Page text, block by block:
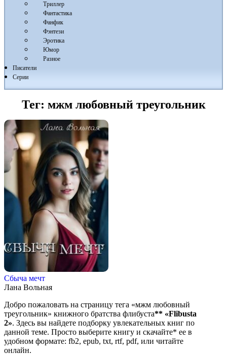
Триллер
Фантастика
Фанфик
Фэнтези
Эротика
Юмор
Разное
Писатели
Серии
Тег: мжм любовный треугольник
Сбыча мечт
Лана Вольная
Добро пожаловать на страницу тега «мжм любовный
треугольник» книжного братства флибуста** «Flibusta
2». Здесь вы найдете подборку увлекательных книг по
данной теме. Просто выберите книгу и скачайте* ее в
удобном формате: fb2, epub, txt, rtf, pdf, или читайте
онлайн.